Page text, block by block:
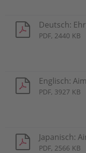
Deutsch:
PDF, 2440 KB
Englisch:
PDF, 3927 KB
Japanisch:
PDF, 2566 KB